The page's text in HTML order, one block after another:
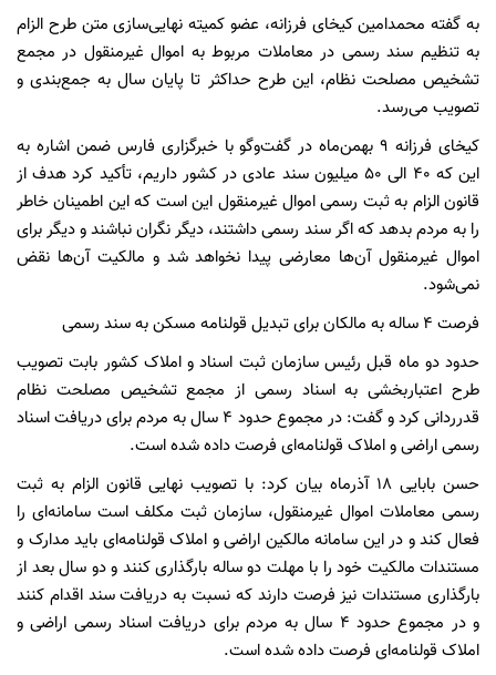
به گفته محمدامین کیخای فرزانه، عضو کمیته نهایی‌سازی متن طرح الزام
به تنظیم سند رسمی در معاملات مربوط به اموال غیرمنقول در مجمع
تشخیص مصلحت نظام، این طرح حداکثر تا پایان سال به جمع‌بندی و
تصویب می‌رسد.
کیخای فرزانه ۹ بهمن‌ماه در گفت‌وگو با خبرگزاری فارس ضمن اشاره به
این که ۴۰ الی ۵۰ میلیون سند عادی در کشور داریم، تأکید کرد هدف از
قانون الزام به ثبت رسمی اموال غیرمنقول این است که این اطمینان خاطر
را به مردم بدهد که اگر سند رسمی داشتند، دیگر نگران نباشند و دیگر برای
اموال غیرمنقول آن‌ها معارضی پیدا نخواهد شد و مالکیت آن‌ها نقض
نمی‌شود.
فرصت ۴ ساله به مالکان برای تبدیل قولنامه مسکن به سند رسمی
حدود دو ماه قبل‌ رئیس سازمان ثبت اسناد و املاک کشور بابت تصویب
طرح اعتباربخشی به اسناد رسمی از مجمع تشخیص مصلحت نظام
قدرردانی کرد و گفت: در مجموع حدود ۴ سال به مردم برای دریافت اسناد
رسمی اراضی و املاک قولنامه‌ای فرصت داده شده است.
حسن بابایی ۱۸ آذرماه بیان کرد: با تصویب نهایی قانون الزام به ثبت
رسمی معاملات اموال غیرمنقول، سازمان ثبت مکلف است سامانه‌ای را
فعال کند و در این سامانه مالکین اراضی و املاک قولنامه‌ای باید مدارک و
مستندات مالکیت خود را با مهلت دو ساله بارگذاری کنند و دو سال بعد از
بارگذاری مستندات نیز فرصت دارند که نسبت به دریافت سند اقدام کنند
و در مجموع حدود ۴ سال به مردم برای دریافت اسناد رسمی اراضی و
املاک قولنامه‌ای فرصت داده شده است.